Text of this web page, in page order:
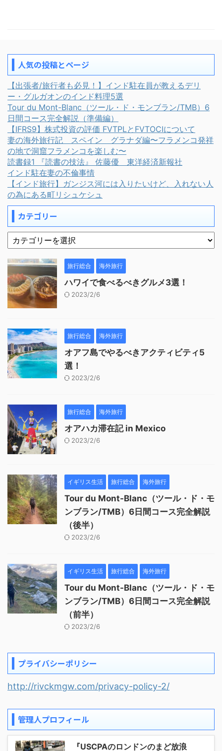
人気の投稿とページ
【出張者/旅行者も必見！】インド駐在員が教えるデリ
ー・グルガオンのインド料理5選
Tour du Mont-Blanc（ツール・ド・モンブラン/TMB）6
日間コース完全解説（準備編）
【IFRS9】株式投資の評価 FVTPLとFVTOCIについて
妻の海外旅行記 スペイン グラナダ編〜フラメンコ発祥
の地で洞窟フラメンコを楽しむ〜
読書録1 『読書の技法』 佐藤優 東洋経済新報社
インド駐在妻の不倫事情
【インド旅行】ガンジス河には入りたいけど、入れない人
の為にある町リシュケシュ
カテゴリー
旅行総合 海外旅行
ハワイで食べるべきグルメ3選！
2023/2/6
旅行総合 海外旅行
オアフ島でやるべきアクティビティ5
選！
2023/2/6
旅行総合 海外旅行
オアハカ滞在記 in Mexico
2023/2/6
イギリス生活 旅行総合 海外旅行
Tour du Mont-Blanc（ツール・ド・モ
ンブラン/TMB）6日間コース完全解説
（後半）
2023/2/6
イギリス生活 旅行総合 海外旅行
Tour du Mont-Blanc（ツール・ド・モ
ンブラン/TMB）6日間コース完全解説
（前半）
2023/2/6
プライバシーポリシー
http://rivckmgw.com/privacy-policy-2/
管理人プロフィール
『USCPAのロンドンのまど放浪